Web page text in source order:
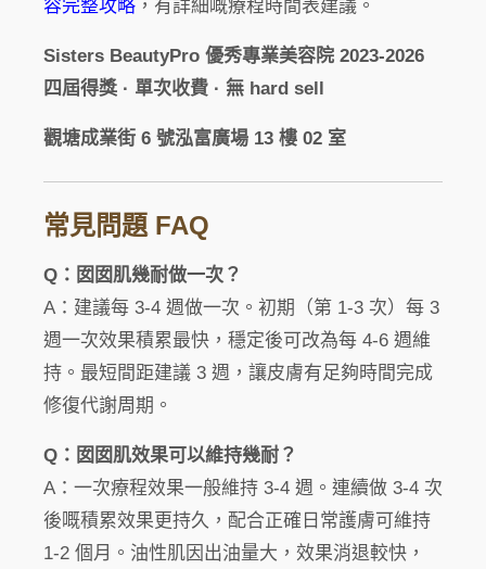
容完整攻略 ，有詳細嘅療程時間表建議。
Sisters BeautyPro 優秀專業美容院 2023-2026
四屆得獎 · 單次收費 · 無 hard sell
觀塘成業街 6 號泓富廣場 13 樓 02 室
常見問題 FAQ
Q：囡囡肌幾耐做一次？
A：建議每 3-4 週做一次。初期（第 1-3 次）每 3
週一次效果積累最快，穩定後可改為每 4-6 週維
持。最短間距建議 3 週，讓皮膚有足夠時間完成
修復代謝周期。
Q：囡囡肌效果可以維持幾耐？
A：一次療程效果一般維持 3-4 週。連續做 3-4 次
後嘅積累效果更持久，配合正確日常護膚可維持
1-2 個月。油性肌因出油量大，效果消退較快，